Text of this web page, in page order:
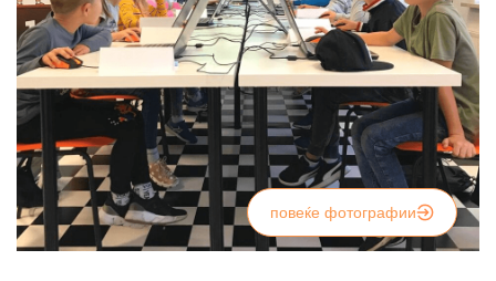
повеќе фотографии